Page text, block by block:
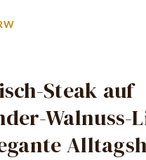
Steak auf
Walnuss-